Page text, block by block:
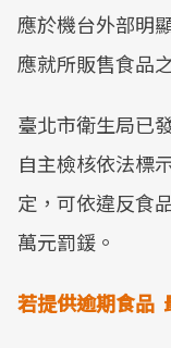
應於機台外部明
應就所販售食品
臺北市衛生局已
自主檢核依法標
定，可依違反食
萬元罰鍰。
若提供逾期食品